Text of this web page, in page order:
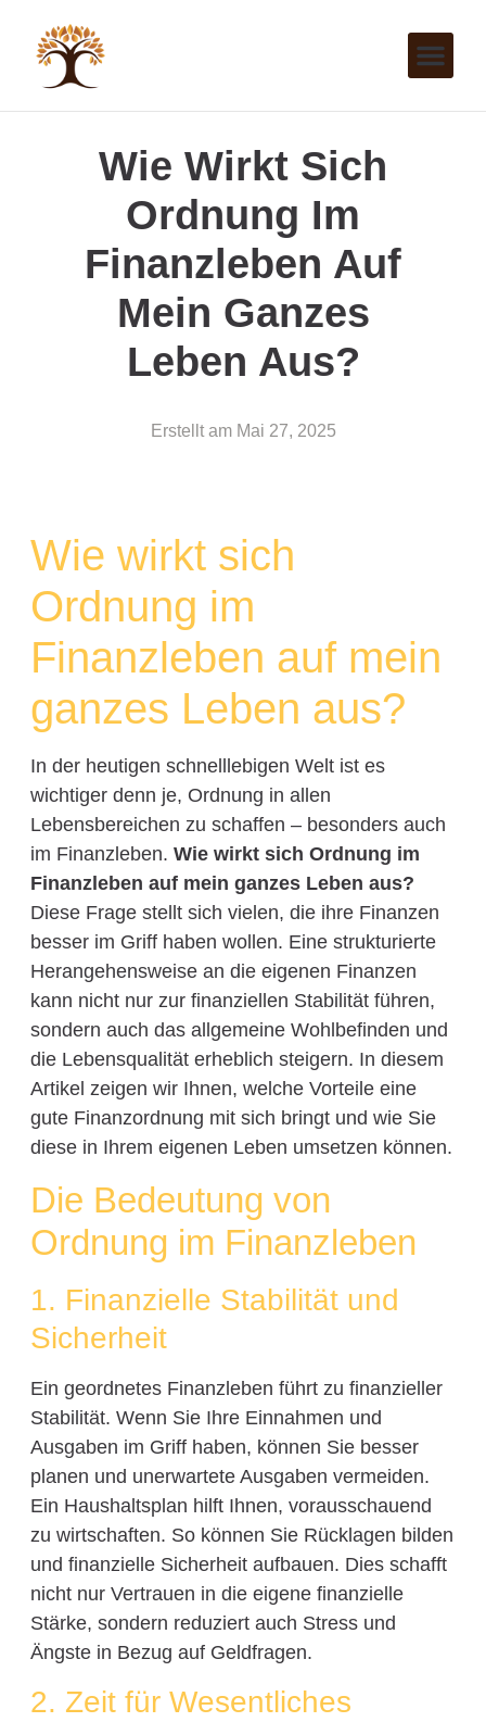
Wie Wirkt Sich
Ordnung Im
Finanzleben Auf
Mein Ganzes
Leben Aus?
Erstellt am Mai 27, 2025
Wie wirkt sich
Ordnung im
Finanzleben auf mein
ganzes Leben aus?
In der heutigen schnelllebigen Welt ist es
wichtiger denn je, Ordnung in allen
Lebensbereichen zu schaffen – besonders auch
im Finanzleben. Wie wirkt sich Ordnung im
Finanzleben auf mein ganzes Leben aus?
Diese Frage stellt sich vielen, die ihre Finanzen
besser im Griff haben wollen. Eine strukturierte
Herangehensweise an die eigenen Finanzen
kann nicht nur zur finanziellen Stabilität führen,
sondern auch das allgemeine Wohlbefinden und
die Lebensqualität erheblich steigern. In diesem
Artikel zeigen wir Ihnen, welche Vorteile eine
gute Finanzordnung mit sich bringt und wie Sie
diese in Ihrem eigenen Leben umsetzen können.
Die Bedeutung von
Ordnung im Finanzleben
1. Finanzielle Stabilität und
Sicherheit
Ein geordnetes Finanzleben führt zu finanzieller
Stabilität. Wenn Sie Ihre Einnahmen und
Ausgaben im Griff haben, können Sie besser
planen und unerwartete Ausgaben vermeiden.
Ein Haushaltsplan hilft Ihnen, vorausschauend
zu wirtschaften. So können Sie Rücklagen bilden
und finanzielle Sicherheit aufbauen. Dies schafft
nicht nur Vertrauen in die eigene finanzielle
Stärke, sondern reduziert auch Stress und
Ängste in Bezug auf Geldfragen.
2. Zeit für Wesentliches